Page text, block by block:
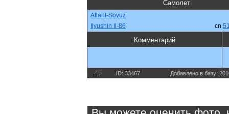
Самолет
Atlant-Soyuz
Ilyushin Il-86
cn
Комментарий
ID: 33467 Добавлено в базу: